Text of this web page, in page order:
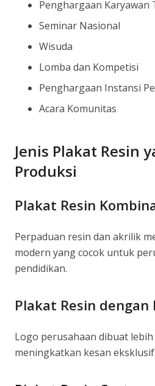
Penghargaan Karyawan
Seminar Nasional
Wisuda
Lomba dan Kompetisi
Penghargaan Instansi
Acara Komunitas
Jenis Plakat Resin
Produksi
Plakat Resin
Perpaduan resin dan akrilik
modern yang cocok untuk
pendidikan.
Plakat Resin dengan
Logo perusahaan dibuat
meningkatkan kesan eksklusif.